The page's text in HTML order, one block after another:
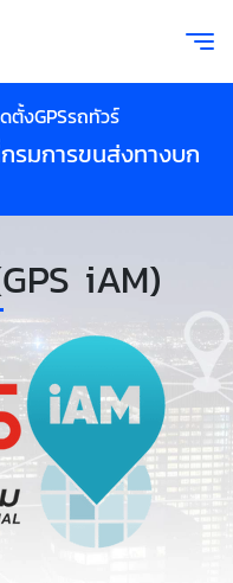
ตั้งGPSรถทัวร์
รมการขนส่งทางบก
iAM)